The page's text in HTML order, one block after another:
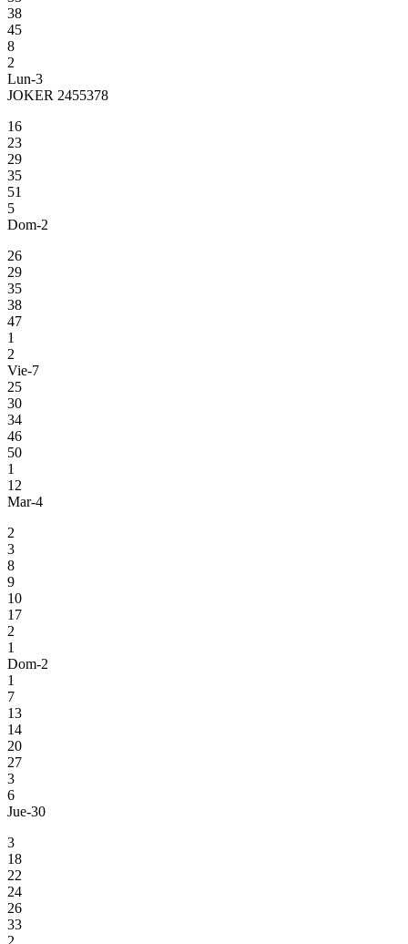
38
45
8
2
Lun-3
JOKER 2455378
16
23
29
35
51
5
Dom-2
26
29
35
38
47
1
2
Vie-7
25
30
34
46
50
1
12
Mar-4
2
3
8
9
10
17
2
1
Dom-2
1
7
13
14
20
27
3
6
Jue-30
3
18
22
24
26
33
2